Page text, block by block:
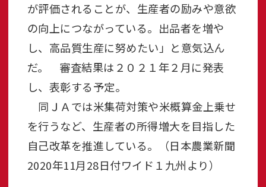
が評価されることが、生産者の励みや意欲
の向上につながっている。出品者を増や
し、高品質生産に努めたい」と意気込ん
だ。 審査結果は２０２１年２月に発表
し、表彰する予定。
同ＪＡでは米集荷対策や米概算金上乗せ
を行うなど、生産者の所得増大を目指した
自己改革を推進している。（日本農業新聞
2020年11月28日付ワイド１九州より）